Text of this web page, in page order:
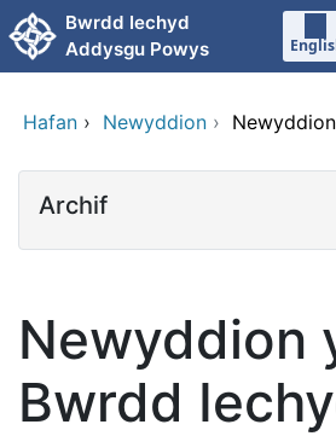
Neidio i'r prif gynnwy
Bwrdd Iechyd
Addysgu Powys
Hafan › Newyddion ›
Archif
Newyddion
Bwrdd